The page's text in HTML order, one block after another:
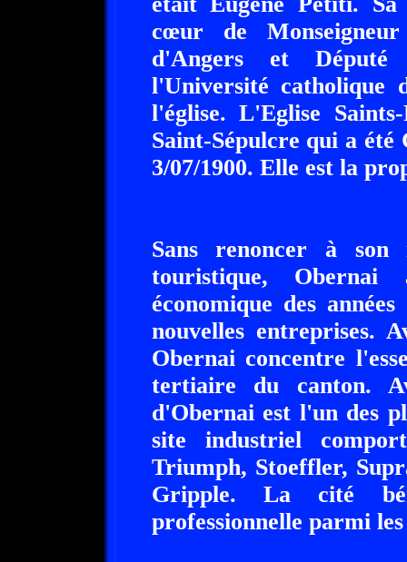
cœur de Monseigneur
d'Angers et
l'Université catholique
l'église. L'Eglise
Saint-Sépulcre qui a
3/07/1900. Elle est la
Sans renoncer à
touristique,
économique des
nouvelles entreprises.
Obernai concentre
tertiaire du canton.
d'Obernai est l'un des
site industriel
Triumph, Stoeffler,
Gripple. La cité
professionnelle parmi